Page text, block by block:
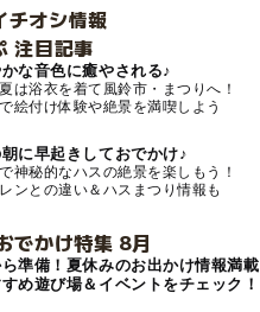
チオシ情報
注目記事
な音色に癒やされる♪
は浴衣を着て風鈴市・まつりへ！
絵付け体験や絶景を満喫しよう
に早起きしておでかけ♪
神秘的なハスの絶景を楽しもう！
ンとの違い＆ハスまつり情報も
でかけ特集 8月
準備！夏休みのお出かけ情報満載
め遊び場＆イベントをチェック！